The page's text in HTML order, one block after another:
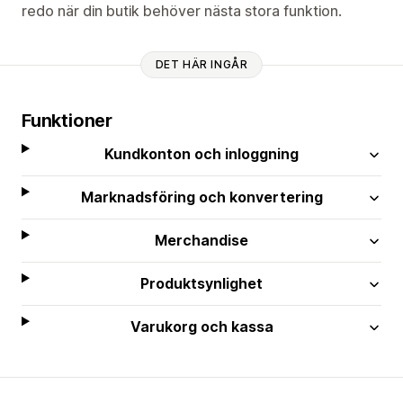
redo när din butik behöver nästa stora funktion.
DET HÄR INGÅR
Funktioner
Kundkonton och inloggning
Marknadsföring och konvertering
Merchandise
Produktsynlighet
Varukorg och kassa